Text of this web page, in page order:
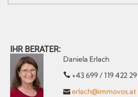
IHR BERATER:
Daniela Erlach
+43 699 / 119 422 29
erlach@immovos.at